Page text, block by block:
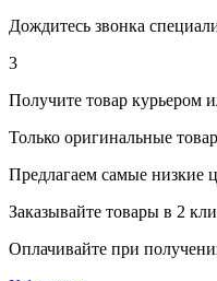
Дождитесь звонка
3
Получите товар курьером
Только оригинальные
Предлагаем самые низкие
Заказывайте товары в 2
Оплачивайте при